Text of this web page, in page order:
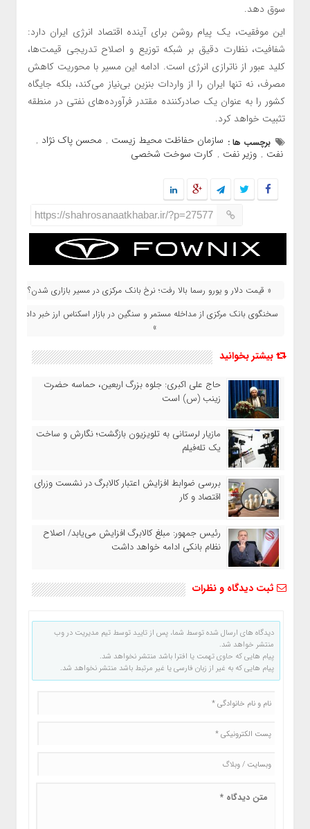
سوق دهد.
این موفقیت، یک پیام روشن برای آینده اقتصاد انرژی ایران دارد:
شفافیت، نظارت دقیق بر شبکه توزیع و اصلاح تدریجی قیمت‌ها،
کلید عبور از ناترازی انرژی است. ادامه این مسیر با محوریت کاهش
مصرف، نه تنها ایران را از واردات بنزین بی‌نیاز می‌کند، بلکه جایگاه
کشور را به عنوان یک صادرکننده مقتدر فرآورده‌های نفتی در منطقه
تثبیت خواهد کرد.
برچسب ها : سازمان حفاظت محیط زیست , محسن پاک نژاد ,
نفت , وزیر نفت , کارت سوخت شخصی
https://shahrosanaatkhabar.ir/?p=27577
« قیمت دلار و یورو رسما بالا رفت؛ نرخ بانک مرکزی در مسیر بازاری شدن؟
سخنگوی بانک مرکزی از مداخله مستمر و سنگین در بازار اسکناس ارز خبر داد
»
بیشتر بخوانید
حاج‌ علی‌ اکبری: جلوه بزرگ اربعین، حماسه حضرت
زینب (س) است
مازیار لرستانی به تلویزیون بازگشت؛ نگارش و ساخت
یک تله‌فیلم
بررسی ضوابط افزایش اعتبار کالابرگ در نشست وزرای
اقتصاد و کار
رئیس‌ جمهور: مبلغ کالابرگ افزایش می‌یابد/ اصلاح
نظام بانکی ادامه خواهد داشت
ثبت دیدگاه و نظرات
دیدگاه های ارسال شده توسط شما، پس از تایید توسط تیم مدیریت در وب
منتشر خواهد شد.
پیام هایی که حاوی تهمت یا افترا باشد منتشر نخواهد شد.
پیام هایی که به غیر از زبان فارسی یا غیر مرتبط باشد منتشر نخواهد شد.